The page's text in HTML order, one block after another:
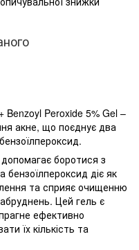
Benzoyl Peroxide 5% Gel –
акне, що поєднує два
боротися з
діє як
та сприяє очищенню
Цей гель є
ефективно
їх кількість та